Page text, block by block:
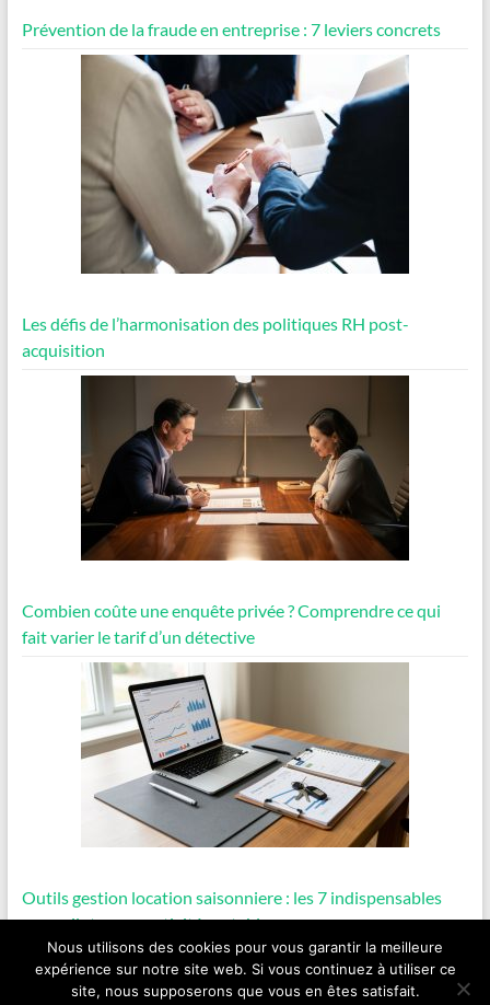
Prévention de la fraude en entreprise : 7 leviers concrets
Les défis de l’harmonisation des politiques RH post-
acquisition
Combien coûte une enquête privée ? Comprendre ce qui
fait varier le tarif d’un détective
Outils gestion location saisonniere : les 7 indispensables
pour piloter une activité rentable
Nous utilisons des cookies pour vous garantir la meilleure
expérience sur notre site web. Si vous continuez à utiliser ce
site, nous supposerons que vous en êtes satisfait.